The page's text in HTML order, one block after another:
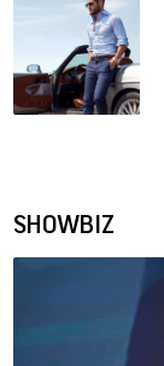
SHOWBIZ